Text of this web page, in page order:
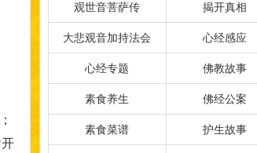
观世音菩萨传 揭开真相
大悲观音加持法会 心经感应
心经专题 佛教故事
素食养生 佛经公案
素食菜谱 护生故事